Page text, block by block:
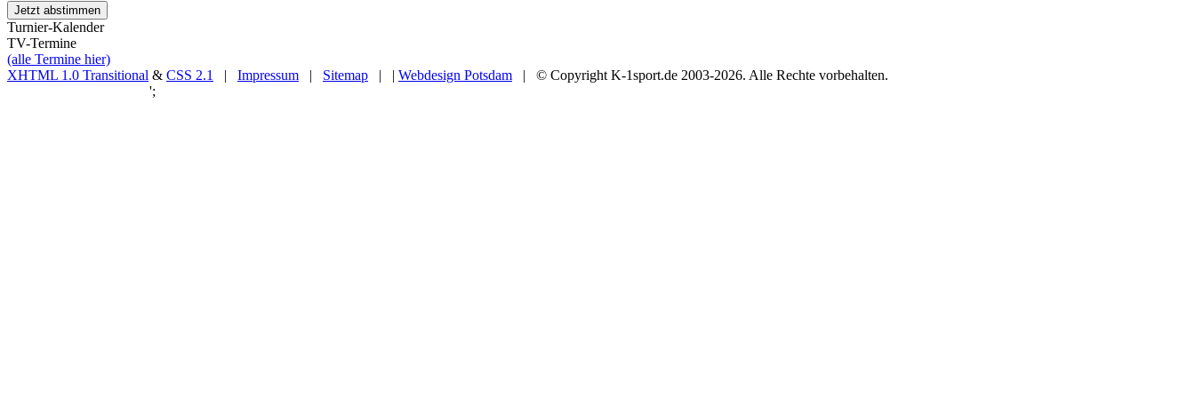
Turnier-Kalender
TV-Termine
(alle Termine hier)
XHTML 1.0 Transitional & CSS 2.1 | Impressum | Sitemap | | Webdesign Potsdam | © Copyright K-1sport.de 2003-2026. Alle Rechte vorbehalten.
';